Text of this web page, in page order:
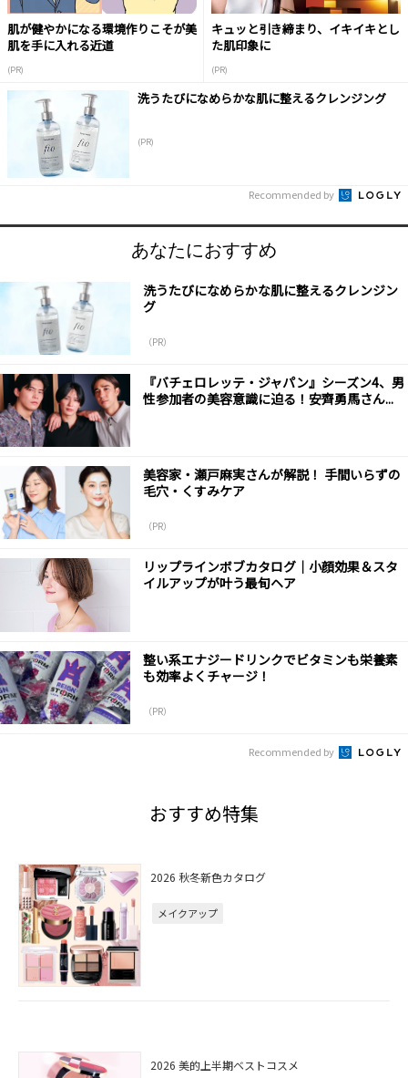
肌が健やかになる環境作りこそが美
肌を手に入れる近道
(PR)
キュッと引き締まり、イキイキとし
た肌印象に
(PR)
洗うたびになめらかな肌に整えるクレンジング
(PR)
Recommended by
あなたにおすすめ
洗うたびになめらかな肌に整えるクレンジン
グ
（PR）
『バチェロレッテ・ジャパン』シーズン4、男
性参加者の美容意識に迫る！安齊勇馬さん...
美容家・瀬戸麻実さんが解説！ 手間いらずの
毛穴・くすみケア
（PR）
リップラインボブカタログ｜小顔効果＆スタ
イルアップが叶う最旬ヘア
整い系エナジードリンクでビタミンも栄養素
も効率よくチャージ！
（PR）
Recommended by
おすすめ特集
2026 秋冬新色カタログ
メイクアップ
2026 美的上半期ベストコスメ